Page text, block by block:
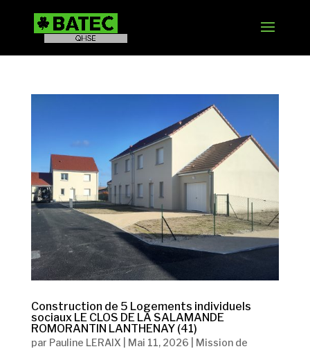
Construction de 5 Logements individuels
sociaux LE CLOS DE LA SALAMANDE
ROMORANTIN LANTHENAY (41)
par Pauline LERAIX Mai 11, 2026
Mission de